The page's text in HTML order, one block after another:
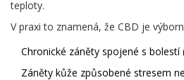
teploty.
V praxi to znamená, že CBD je
Chronické záněty spojené s
Záněty kůže způsobené stresem